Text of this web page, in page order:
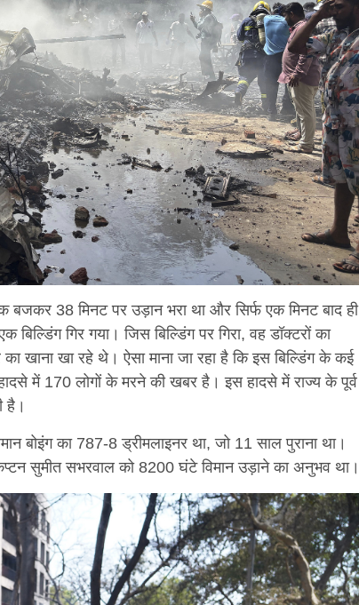
38 मिनट पर उड़ान भरा था और सिर्फ एक मिनट बाद ही
बिल्डिंग गिर गया। जिस बिल्डिंग पर गिरा, वह डॉक्टरों का
खाना खा रहे थे। ऐसा माना जा रहा है कि इस बिल्डिंग के कई
में 170 लोगों के मरने की खबर है। इस हादसे में राज्य के पूर्व
है।
बोइंग का 787-8 ड्रीमलाइनर था, जो 11 साल पुराना था।
सुमीत सभरवाल को 8200 घंटे विमान उड़ाने का अनुभव था।